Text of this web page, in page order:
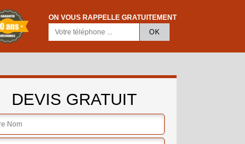
ON VOUS RAPPELLE GRATUITEMENT
DEVIS GRATUIT